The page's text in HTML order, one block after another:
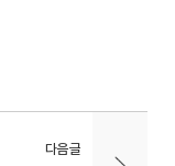
다음글